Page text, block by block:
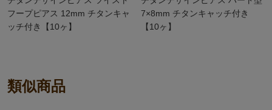
フープピアス 12mm チタンキャ
ッチ付き【10ヶ】
7×8mm チタンキャッチ付き
【10ヶ】
類似商品